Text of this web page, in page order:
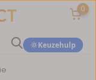
0
Keuzehulp